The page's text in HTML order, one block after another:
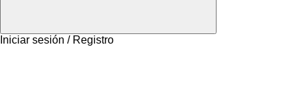
Iniciar sesión / Registro